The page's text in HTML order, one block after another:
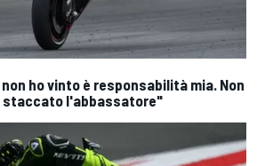
ho vinto è responsabilità mia. Non
staccato l'abbassatore"